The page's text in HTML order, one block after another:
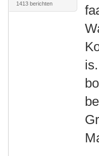
1413 berichten